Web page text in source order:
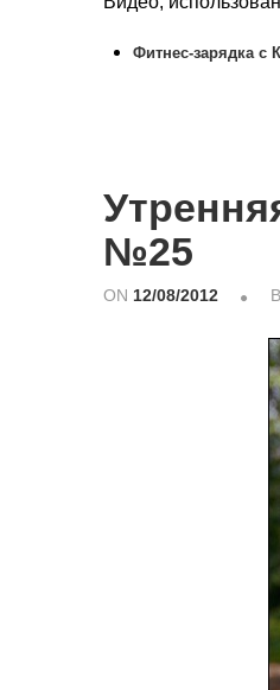
Фитнес-зарядка с
№25
ON 12/08/2012